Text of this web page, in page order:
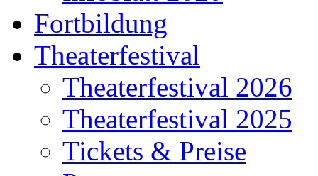
Fortbildung
Theaterfestival
Theaterfestival 2026
Theaterfestival 2025
Tickets & Preise